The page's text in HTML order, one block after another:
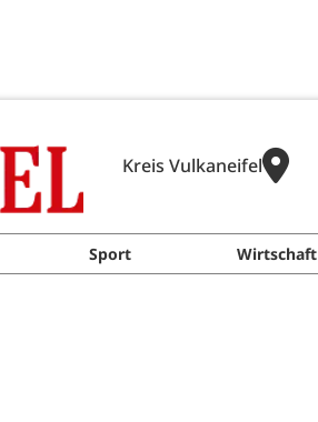
Kreis Vulkaneifel
Sport Wirtschaft